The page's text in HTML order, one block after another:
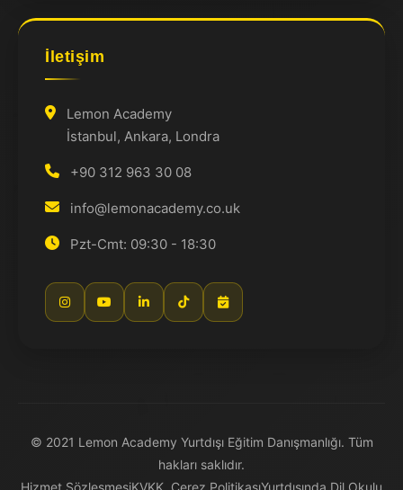
İletişim
Lemon Academy
İstanbul, Ankara, Londra
+90 312 963 30 08
info@lemonacademy.co.uk
Pzt-Cmt: 09:30 - 18:30
© 2021 Lemon Academy Yurtdışı Eğitim Danışmanlığı. Tüm
hakları saklıdır.
Hizmet SözleşmesiKVKK, Çerez PolitikasıYurtdışında Dil Okulu